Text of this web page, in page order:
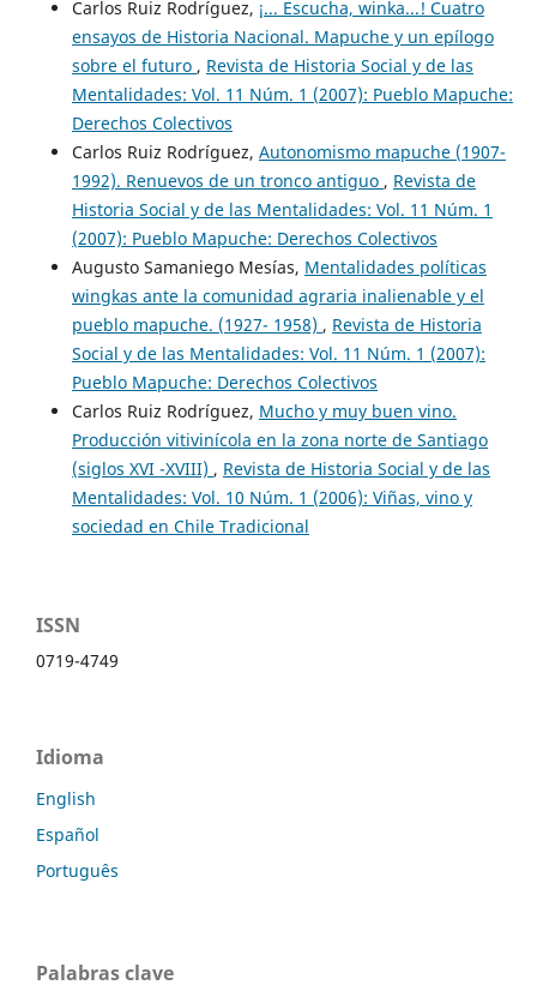
Carlos Ruiz Rodríguez, ¡... Escucha, winka...! Cuatro
ensayos de Historia Nacional. Mapuche y un epílogo
sobre el futuro , Revista de Historia Social y de las
Mentalidades: Vol. 11 Núm. 1 (2007): Pueblo Mapuche:
Derechos Colectivos
Carlos Ruiz Rodríguez, Autonomismo mapuche (1907-
1992). Renuevos de un tronco antiguo , Revista de
Historia Social y de las Mentalidades: Vol. 11 Núm. 1
(2007): Pueblo Mapuche: Derechos Colectivos
Augusto Samaniego Mesías, Mentalidades políticas
wingkas ante la comunidad agraria inalienable y el
pueblo mapuche. (1927- 1958) , Revista de Historia
Social y de las Mentalidades: Vol. 11 Núm. 1 (2007):
Pueblo Mapuche: Derechos Colectivos
Carlos Ruiz Rodríguez, Mucho y muy buen vino.
Producción vitivinícola en la zona norte de Santiago
(siglos XVI -XVIII) , Revista de Historia Social y de las
Mentalidades: Vol. 10 Núm. 1 (2006): Viñas, vino y
sociedad en Chile Tradicional
ISSN
0719-4749
Idioma
English
Español
Português
Palabras clave